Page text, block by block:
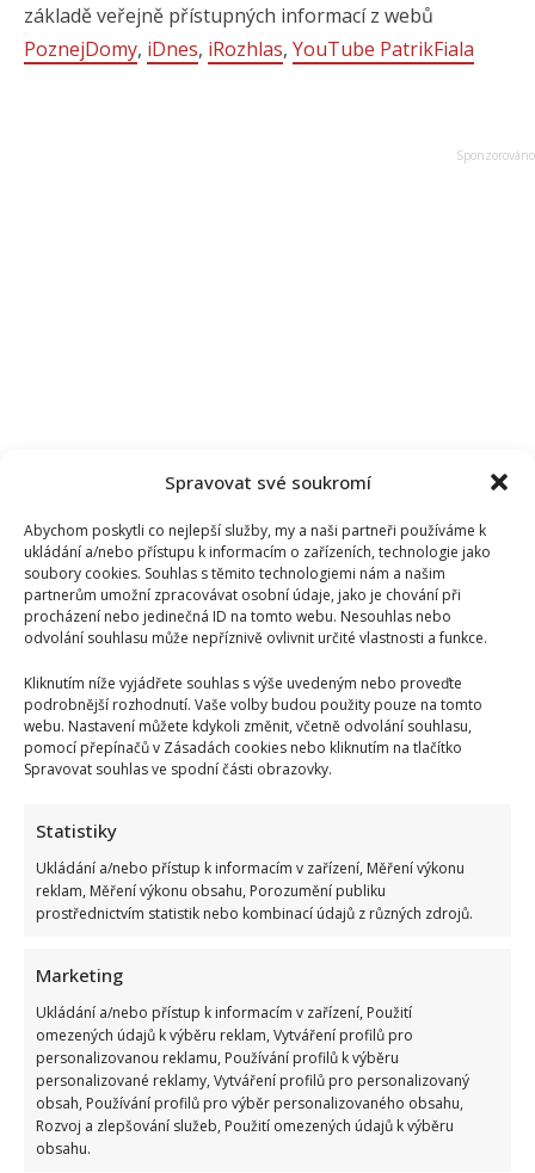
Spravovat své soukromí
Abychom poskytli co nejlepší služby, my a naši partneři používáme k
ukládání a/nebo přístupu k informacím o zařízeních, technologie jako
soubory cookies. Souhlas s těmito technologiemi nám a našim
partnerům umožní zpracovávat osobní údaje, jako je chování při
procházení nebo jedinečná ID na tomto webu. Nesouhlas nebo
odvolání souhlasu může nepříznivě ovlivnit určité vlastnosti a funkce.
Kliknutím níže vyjádřete souhlas s výše uvedeným nebo proveďte
podrobnější rozhodnutí. Vaše volby budou použity pouze na tomto
webu. Nastavení můžete kdykoli změnit, včetně odvolání souhlasu,
pomocí přepínačů v Zásadách cookies nebo kliknutím na tlačítko
Spravovat souhlas ve spodní části obrazovky.
Statistiky
Ukládání a/nebo přístup k informacím v zařízení, Měření výkonu
reklam, Měření výkonu obsahu, Porozumění publiku
prostřednictvím statistik nebo kombinací údajů z různých zdrojů.
Marketing
Ukládání a/nebo přístup k informacím v zařízení, Použití
omezených údajů k výběru reklam, Vytváření profilů pro
personalizovanou reklamu, Používání profilů k výběru
personalizované reklamy, Vytváření profilů pro personalizovaný
obsah, Používání profilů pro výběr personalizovaného obsahu,
Rozvoj a zlepšování služeb, Použití omezených údajů k výběru
obsahu.
základě veřejně přístupných informací z webů
PoznejDomy, iDnes, iRozhlas, YouTube PatrikFiala
BYDLENÍ ČERNOŠICE RADOVAN KREJČÍŘ
Přidejte svůj názor
KOMENTOVAT
Richard Touš
Richard skvěle doplňuje tým naší redakce. Po letech v zahraniční
filmu a herců. Také ovšem sleduje vše, co se ve světě showbyznysu
děje. Naši čtenáři jistě ocení jeho neotřelý pohled na svět
showbyznysu. Ve volném čase nejčastěji vyrazí na ryby. Rád a dobře
vaří.